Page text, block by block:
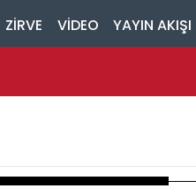
ZİRVE VİDEO YAYIN AKIŞI